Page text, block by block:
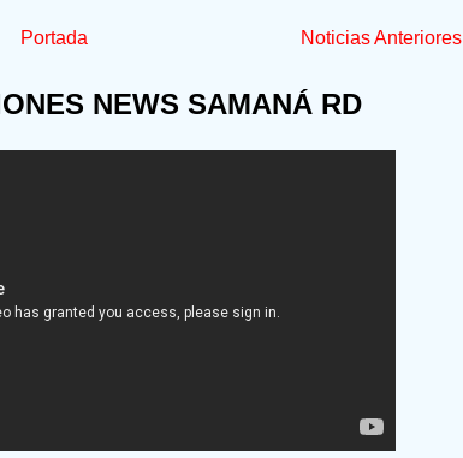
Noticias Anteriores
Portada
NEWS SAMANÁ RD